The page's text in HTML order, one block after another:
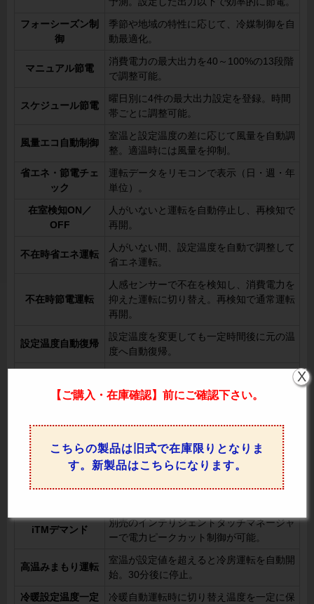
フォーシーズン制
御
季節や地域の特性に応じて、冷媒制御を自
動最適化。
マニュアル節電
消費電力の最大出力を40～100%の13段階
で調整可能。
スケジュール節電
曜日別に4件の最大出力設定を登録。時間
帯ごとに調整可能。
風量エコ自動制御
室温と設定温度の差に応じて風量を自動調
整。適温時には風量を抑制。
省エネ・節電チェ
ック
運転データをリモコンで表示（日・週・年
単位）。
在室検知ON／
OFF
人がいないと運転を自動停止し、再検知で
再開。
不在時省エネ運転
人がいない間、設定温度を自動で調整して
省エネ運転。
不在時節電運転
人感センサーで不在を検知し、消費電力を
抑えた運転に切り替え。再検知で通常運転
再開。
設定温度自動復帰
設定温度を変更しても一定時間後に元の温
度へ自動復帰。
設定温度の上下限を制限し、冷やし過ぎや
暖め過ぎを防止。
マー
スケジュールタイ
マー
曜日ごとにON/OFF時間や温度設定、休業
日を設定可能。
入切タイマー
設定時間が経過すると運転を開始または停
iTMデマンド
別売のインテリジェントタッチマネージャ
ーで電力ピークカット制御が可能。
高温みまもり運転
室温が設定値を超えると冷房運転を自動開
始。30分後に停止。
冷暖設定温度一定
冷暖自動運転時に切り替え温度を一定に保
【ご購入・在庫確認】前にご確認下さい。
こちらの製品は旧式で在庫限りとなりま
す。新製品はこちらになります。
X